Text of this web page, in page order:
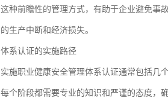
这种前瞻性的管理方式，有助于企业避免事
的生产中断和经济损失。
体系认证的实施路径
实施职业健康安全管理体系认证通常包括几
每个阶段都需要专业的知识和严谨的态度，